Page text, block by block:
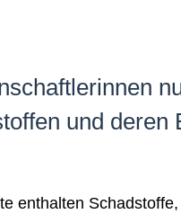
und deren
enthalten